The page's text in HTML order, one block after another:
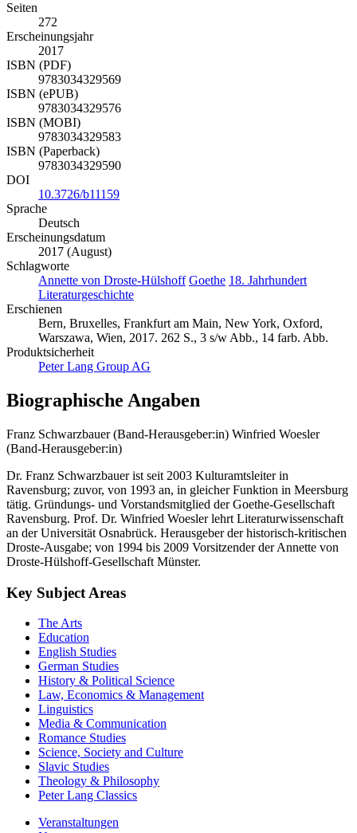
Seiten
272
Erscheinungsjahr
2017
ISBN (PDF)
9783034329569
ISBN (ePUB)
9783034329576
ISBN (MOBI)
9783034329583
ISBN (Paperback)
9783034329590
DOI
10.3726/b11159
Sprache
Deutsch
Erscheinungsdatum
2017 (August)
Schlagworte
Annette von Droste-Hülshoff Goethe 18. Jahrhundert
Literaturgeschichte
Erschienen
Bern, Bruxelles, Frankfurt am Main, New York, Oxford,
Warszawa, Wien, 2017. 262 S., 3 s/w Abb., 14 farb. Abb.
Produktsicherheit
Peter Lang Group AG
Biographische Angaben
Franz Schwarzbauer (Band-Herausgeber:in) Winfried Woesler
(Band-Herausgeber:in)
Dr. Franz Schwarzbauer ist seit 2003 Kulturamtsleiter in
Ravensburg; zuvor, von 1993 an, in gleicher Funktion in Meersburg
tätig. Gründungs- und Vorstandsmitglied der Goethe-Gesellschaft
Ravensburg. Prof. Dr. Winfried Woesler lehrt Literaturwissenschaft
an der Universität Osnabrück. Herausgeber der historisch-kritischen
Droste-Ausgabe; von 1994 bis 2009 Vorsitzender der Annette von
Droste-Hülshoff-Gesellschaft Münster.
Key Subject Areas
The Arts
Education
English Studies
German Studies
History & Political Science
Law, Economics & Management
Linguistics
Media & Communication
Romance Studies
Science, Society and Culture
Slavic Studies
Theology & Philosophy
Peter Lang Classics
Veranstaltungen